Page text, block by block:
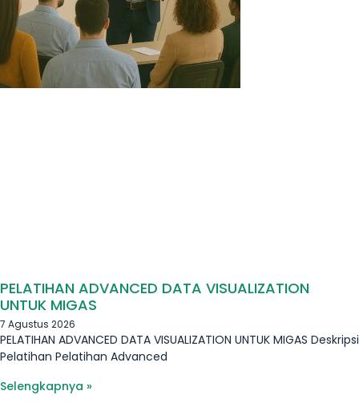
PELATIHAN ADVANCED DATA VISUALIZATION
UNTUK MIGAS
7 Agustus 2026
PELATIHAN ADVANCED DATA VISUALIZATION UNTUK MIGAS Deskripsi
Pelatihan Pelatihan Advanced
Selengkapnya »